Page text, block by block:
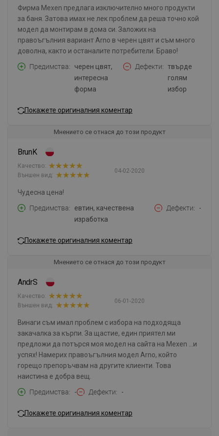
Фирма Mexen предлага изключително много продукти
за баня. Затова имах не лек проблем да реша точно кой
модел да монтирам в дома си. Заложих на
правоъгълния вариант Arno в черен цвят и съм много
доволна, както и останалите потребители. Браво!
Предимства
черен цвят,
интересна
форма
Дефекти
твърде
голям
избор
Покажете оригиналния коментар
Мнението се отнася до този продукт
BrunK
04-02-2020
Качество:
Външен вид:
Чудесна цена!
Предимства
евтин, качествена
изработка
Дефекти -
Покажете оригиналния коментар
Мнението се отнася до този продукт
AndrS
06-01-2020
Качество:
Външен вид:
Винаги съм имал проблем с избора на подходяща
закачалка за кърпи. За щастие, един приятел ми
предложи да потърся моя модел на сайта на Mexen ...и
успях! Намерих правоъгълния модел Arno, който
горещо препоръчвам на другите клиенти. Това
наистина е добра вещ.
Предимства
- Дефекти -
Покажете оригиналния коментар